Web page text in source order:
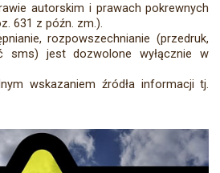
autorskim i prawach pokrewnych
631 z późn. zm.).
rozpowszechnianie (przedruk,
sms) jest dozwolone wyłącznie w
wskazaniem źródła informacji tj.